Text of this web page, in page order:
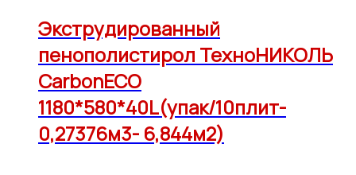
Экструдированный
пенополистирол ТехноНИКОЛЬ
CarbonECO
1180*580*40L(упак/10плит-
0,27376м3- 6,844м2)